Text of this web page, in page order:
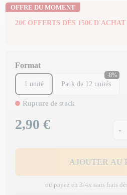
OFFRE DU MOMENT
20€ OFFERTS DÈS 150€
Format
1 unité
-8%
Pack de 12 unités
Rupture de stock
Prix
2,90 € -
AJOUTER AU
ou payez en 3/4x sans frais